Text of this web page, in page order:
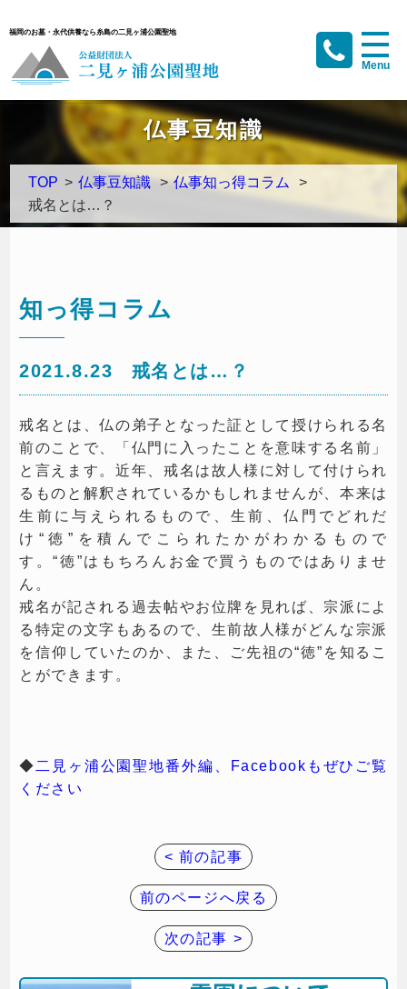
福岡のお墓・永代供養なら糸島の二見ヶ浦公園聖地
仏事豆知識
TOP > 仏事豆知識 > 仏事知っ得コラム
>
戒名とは…？
知っ得コラム
2021.8.23 戒名とは…？
戒名とは、仏の弟子となった証として授けられる名
前のことで、「仏門に入ったことを意味する名前」
と言えます。近年、戒名は故人様に対して付けられ
るものと解釈されているかもしれませんが、本来は
生前に与えられるもので、生前、仏門でどれだ
け“徳”を積んでこられたかがわかるもので
す。“徳”はもちろんお金で買うものではありませ
ん。
戒名が記される過去帖やお位牌を見れば、宗派によ
る特定の文字もあるので、生前故人様がどんな宗派
を信仰していたのか、また、ご先祖の“徳”を知るこ
とができます。
◆ 二見ヶ浦公園聖地番外編、Facebookもぜひご覧
ください
< 前の記事
前のページへ戻る
次の記事 >